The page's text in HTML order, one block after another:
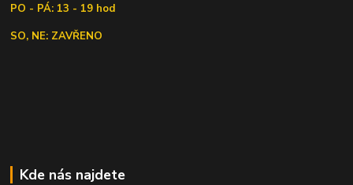
PO - PÁ: 13 - 19 hod
SO, NE: ZAVŘENO
Kde nás najdete